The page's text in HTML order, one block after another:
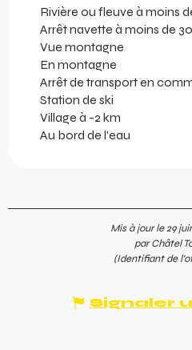
Rivière ou fleuve à moins
Arrêt navette à moins de
Vue montagne
En montagne
Arrêt de transport en
Station de ski
Village à -2 km
Au bord de l'eau
Mis à jour le 29
par Châtel
(Identifiant de
Signaler